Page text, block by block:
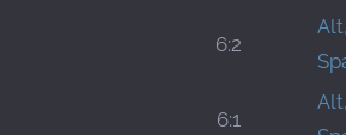
6:2
6:1